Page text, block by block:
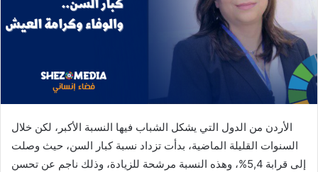
الأردن من الدول التي يشكل الشباب فيها النسبة الأكبر، لكن خلال
السنوات القليلة الماضية، بدأت تزداد نسبة كبار السن، حيث وصلت
إلى قرابة 5,4%، وهذه النسبة مرشحة للزيادة، وذلك ناجم عن تحسن